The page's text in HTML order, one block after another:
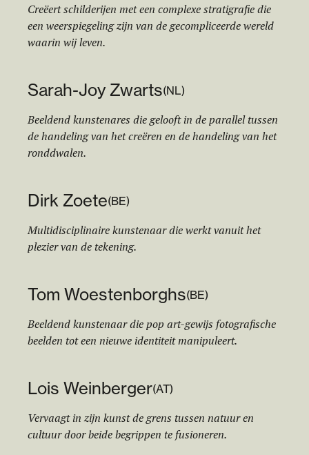
Creëert schilderijen met een complexe stratigrafie die
een weerspiegeling zijn van de gecompliceerde wereld
waarin wij leven.
Sarah-Joy Zwarts(NL)
Beeldend kunstenares die gelooft in de parallel tussen
de handeling van het creëren en de handeling van het
ronddwalen.
Dirk Zoete(BE)
Multidisciplinaire kunstenaar die werkt vanuit het
plezier van de tekening.
Tom Woestenborghs(BE)
Beeldend kunstenaar die pop art-gewijs fotografische
beelden tot een nieuwe identiteit manipuleert.
Lois Weinberger(AT)
Vervaagt in zijn kunst de grens tussen natuur en
cultuur door beide begrippen te fusioneren.